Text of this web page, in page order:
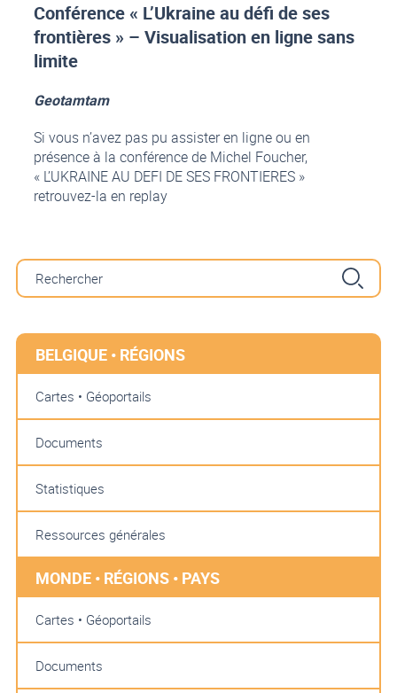
Conférence « L’Ukraine au défi de ses
frontières » – Visualisation en ligne sans
limite
Geotamtam
Si vous n’avez pas pu assister en ligne ou en
présence à la conférence de Michel Foucher,
« L’UKRAINE AU DEFI DE SES FRONTIERES »
retrouvez-la en replay
BELGIQUE • RÉGIONS
Cartes • Géoportails
Documents
Statistiques
Ressources générales
MONDE • RÉGIONS • PAYS
Cartes • Géoportails
Documents